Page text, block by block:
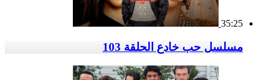
35:25
مسلسل حب خادع الحلقة 103